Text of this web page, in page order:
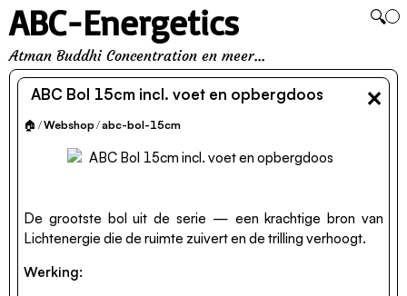
🔍
ABC-Energetics
Atman Buddhi Concentration en meer...
×
ABC Bol 15cm incl. voet en opbergdoos
🏠 /Webshop /abc-bol-15cm
De grootste bol uit de serie — een krachtige bron van
Lichtenergie die de ruimte zuivert en de trilling verhoogt.
Werking: